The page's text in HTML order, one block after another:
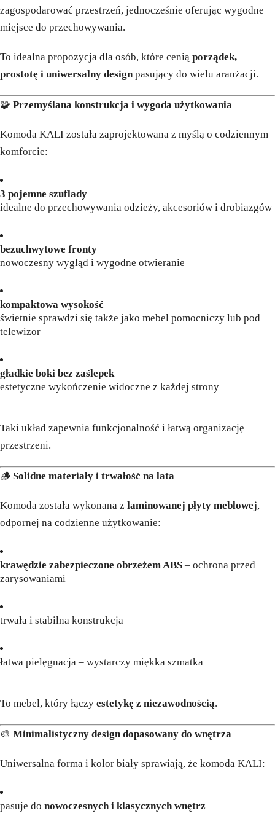
zagospodarować przestrzeń, jednocześnie oferując wygodne
miejsce do przechowywania.
To idealna propozycja dla osób, które cenią porządek,
prostotę i uniwersalny designpasujący do wielu aranżacji.
🧩 Przemyślana konstrukcja i wygoda użytkowania
Komoda KALI została zaprojektowana z myślą o codziennym
komforcie:
3 pojemne szuflady
idealne do przechowywania odzieży, akcesoriów i drobiazgów
bezuchwytowe fronty
nowoczesny wygląd i wygodne otwieranie
kompaktowa wysokość
świetnie sprawdzi się także jako mebel pomocniczy lub pod
telewizor
gładkie boki bez zaślepek
estetyczne wykończenie widoczne z każdej strony
Taki układ zapewnia funkcjonalność i łatwą organizację
przestrzeni.
🪵 Solidne materiały i trwałość na lata
Komoda została wykonana z laminowanej płyty meblowej,
odpornej na codzienne użytkowanie:
krawędzie zabezpieczone obrzeżem ABS – ochrona przed
zarysowaniami
trwała i stabilna konstrukcja
łatwa pielęgnacja – wystarczy miękka szmatka
To mebel, który łączy estetykę z niezawodnością.
🎨 Minimalistyczny design dopasowany do wnętrza
Uniwersalna forma i kolor biały sprawiają, że komoda KALI:
pasuje do nowoczesnych i klasycznych wnętrz